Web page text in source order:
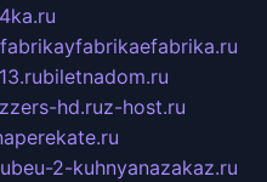
fabrikayfabrikaefabrika.ru
biletnadom.ru
hd.ruz-host.ru
2-kuhnyanazakaz.ru